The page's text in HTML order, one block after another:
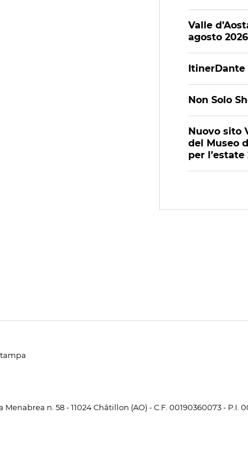
Valle
agosto 2026
ItinerDante
Non Solo
Nuovo sito
del Museo
per l’estate
n. 58 - 11024 Châtillon (AO) - C.F. 00190360073 - P.I.